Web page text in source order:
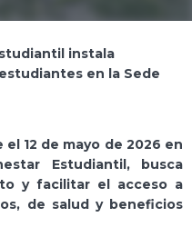
instala
en la Sede
12 de mayo de 2026 en
Estudiantil, busca
y facilitar el acceso a
de salud y beneficios